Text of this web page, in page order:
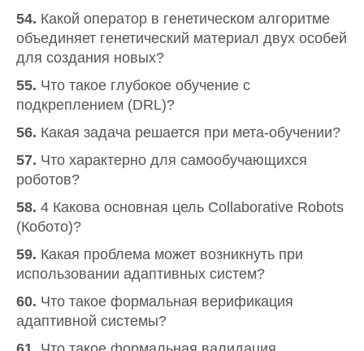
54. Какой оператор в генетическом алгоритме
объединяет генетический материал двух особей
для создания новых?
55. Что такое глубокое обучение с
подкреплением (DRL)?
56. Какая задача решается при мета-обучении?
57. Что характерно для самообучающихся
роботов?
58. 4 Какова основная цель Collaborative Robots
(Кобото)?
59. Какая проблема может возникнуть при
использовании адаптивных систем?
60. Что такое формальная верификация
адаптивной системы?